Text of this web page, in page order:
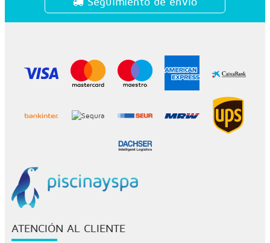
ATENCIÓN AL CLIENTE